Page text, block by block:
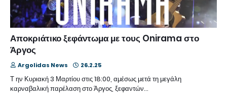
Αποκριάτικο ξεφάντωμα με τους Onirama στο
Άργος
Argolidas News 26.2.25
Τ ην Κυριακή 3 Μαρτίου στις 18:00, αμέσως μετά τη μεγάλη
καρναβαλική παρέλαση στο Άργος, ξεφαντών…